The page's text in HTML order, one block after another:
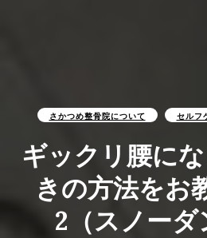
さかつめ整骨院について セルフ
ギックリ腰に
きの方法をお
2（スノーダ